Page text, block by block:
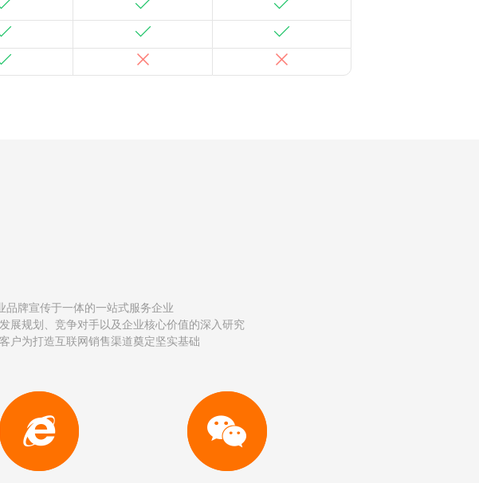
品牌宣传于一体的一站式服务企业
展规划、竞争对手以及企业核心价值的深入研究
户为打造互联网销售渠道奠定坚实基础